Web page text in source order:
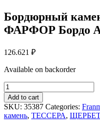
Бордюрный
ФАРФОР Бордо
126.621 ₽
Available on backorder
Бордюрный
камень
Franmer
"Тессера"
ФАРФОР
Add to cart
SKU: 35387 Categories:
камень, ТЕССЕРА,